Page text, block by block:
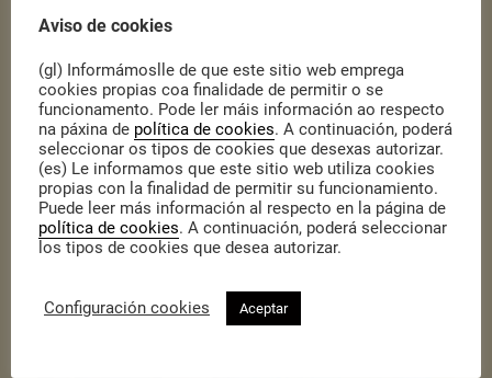
! Plasmamos, ademáis, este resumo gráfico do acontecido ao
longo do V Encontro e elaborado pola artista
Aviso de cookies
(gl) Informámoslle de que este sitio web emprega
cookies propias coa finalidade de permitir o se
funcionamento. Pode ler máis información ao respecto
na páxina de política de cookies. A continuación, poderá
seleccionar os tipos de cookies que desexas autorizar.
(es) Le informamos que este sitio web utiliza cookies
propias con la finalidad de permitir su funcionamiento.
Puede leer más información al respecto en la página de
política de cookies. A continuación, poderá seleccionar
los tipos de cookies que desea autorizar.
Configuración cookies Aceptar